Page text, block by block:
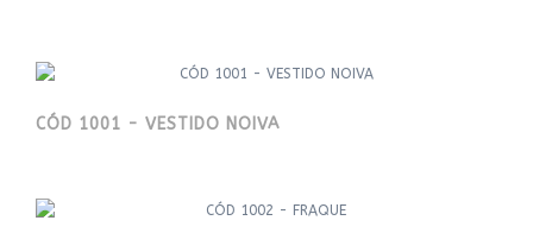
CÓD 1001 - VESTIDO NOIVA